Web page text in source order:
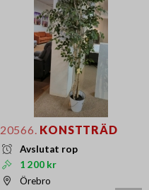
20566. KONSTTRÄD
Avslutat rop
1 200 kr
Örebro